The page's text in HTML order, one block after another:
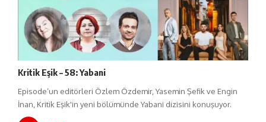
Kritik Eşik – 58: Yabani
Episode’un editörleri Özlem Özdemir, Yasemin Şefik ve Engin
İnan, Kritik Eşik'in yeni bölümünde Yabani dizisini konuşuyor.